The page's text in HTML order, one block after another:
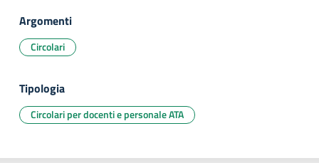
Argomenti
Circolari
Tipologia
Circolari per docenti e personale ATA